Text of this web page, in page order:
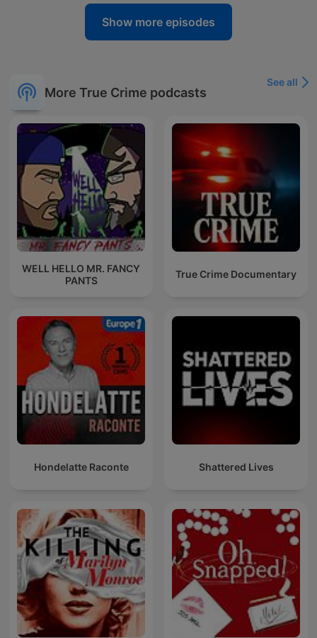
Show more episodes
More True Crime podcasts
See all
WELL HELLO MR. FANCY
PANTS
True Crime Documentary
Hondelatte Raconte Shattered Lives